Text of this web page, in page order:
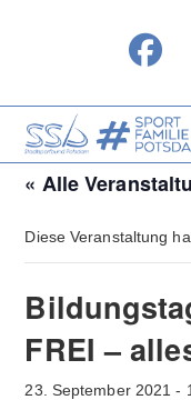
« Alle
Diese Veranstaltung
FREI –
23. September 2021 -